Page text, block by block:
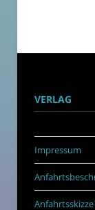
VERLAG
Impressum